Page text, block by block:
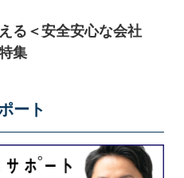
る＜安全安心な会社
集
ート